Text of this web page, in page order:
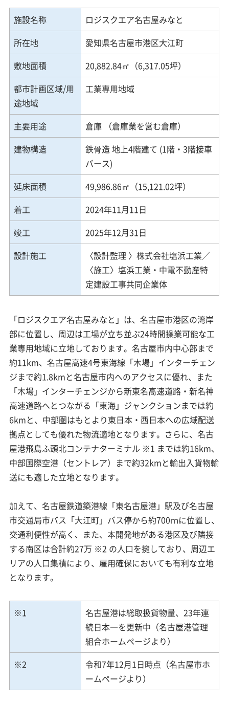
施設名称
ロジスクエア名古屋みなと
所在地
愛知県名古屋市港区大江町
敷地面積
20,882.84㎡（6,317.05坪）
都市計画区域/用
途地域
工業専用地域
主要用途
倉庫 （倉庫業を営む倉庫）
建物構造
鉄骨造 地上4階建て (1階・3階接車
バース)
延床面積
49,986.86㎡（15,121.02坪）
着工
2024年11月11日
竣工
2025年12月31日
設計施工
〈設計監理 〉株式会社塩浜工業／
〈施工〉塩浜工業・中電不動産特
定建設工事共同企業体
「ロジスクエア名古屋みなと」は、名古屋市港区の湾岸
部に位置し、周辺は工場が立ち並ぶ24時間操業可能な工
業専用地域に立地しております。名古屋市内中心部まで
約11km、名古屋高速4号東海線「木場」インターチェン
ジまで約1.8kmと名古屋市内へのアクセスに優れ、また
「木場」インターチェンジから新東名高速道路・新名神
高速道路へとつながる「東海」ジャンクションまでは約
6kmと、中部圏はもとより東日本・西日本への広域配送
拠点としても優れた物流適地となります。さらに、名古
屋港飛島ふ頭北コンテナターミナル ※1 までは約16km、
中部国際空港（セントレア）まで約32kmと輸出入貨物輸
送にも適した立地となります。
加えて、名古屋鉄道築港線「東名古屋港」駅及び名古屋
市交通局市バス「大江町」バス停から約700ｍに位置し、
交通利便性が高く、また、本開発地がある港区及び隣接
する南区は合計約27万 ※2 の人口を擁しており、周辺エ
リアの人口集積により、雇用確保においても有利な立地
となります。
※1
名古屋港は総取扱貨物量、23年連
続日本一を更新中（名古屋港管理
組合ホームページより）
※2
令和7年12月1日時点（名古屋市ホ
ームページより）